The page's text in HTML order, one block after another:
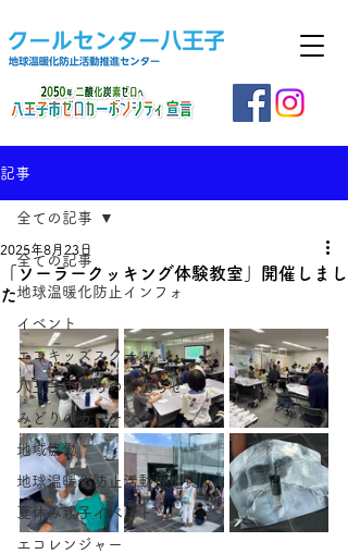
記事
全ての記事
地球温暖化防止インフォ
イベント
エコキッズスクール
八王子市からのお知らせ
みどりのカーテン
地域協働
地球温暖化防止活動推進員
夏休み親子イベント
エコレンジャー
全ての記事
「ソーラークッキング体験教室」開催しまし
た
2025年8月23日